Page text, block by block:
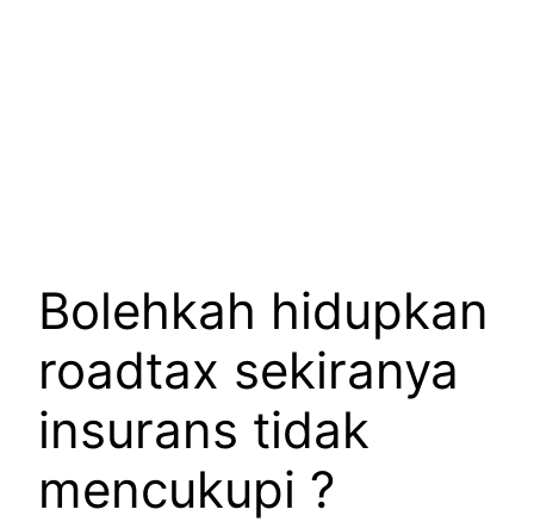
Bolehkah hidupkan
roadtax sekiranya
insurans tidak
mencukupi ?